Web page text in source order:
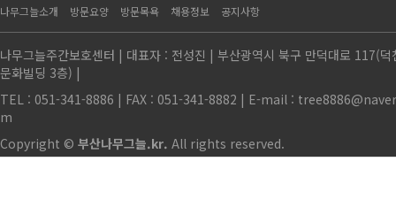
나무그늘소개 방문요양 방문목욕 채용정보 공지사항
나무그늘주간보호센터 | 대표자 : 전성진 | 부산광역시 북구 만덕대로 117(덕
문화빌딩 3층) |
TEL : 051-341-8886 | FAX : 051-341-8882 | E-mail :
m
Copyright © 부산나무그늘.kr. All rights reserved.